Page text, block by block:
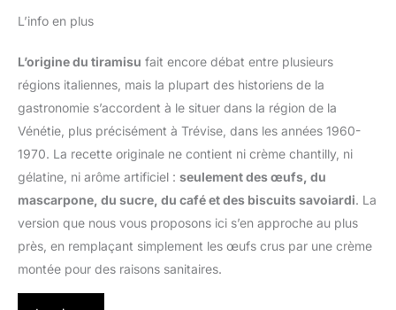
L’info en plus
L’origine du tiramisu fait encore débat entre plusieurs
régions italiennes, mais la plupart des historiens de la
gastronomie s’accordent à le situer dans la région de la
Vénétie, plus précisément à Trévise, dans les années 1960-
1970. La recette originale ne contient ni crème chantilly, ni
gélatine, ni arôme artificiel : seulement des œufs, du
mascarpone, du sucre, du café et des biscuits savoiardi. La
version que nous vous proposons ici s’en approche au plus
près, en remplaçant simplement les œufs crus par une crème
montée pour des raisons sanitaires.